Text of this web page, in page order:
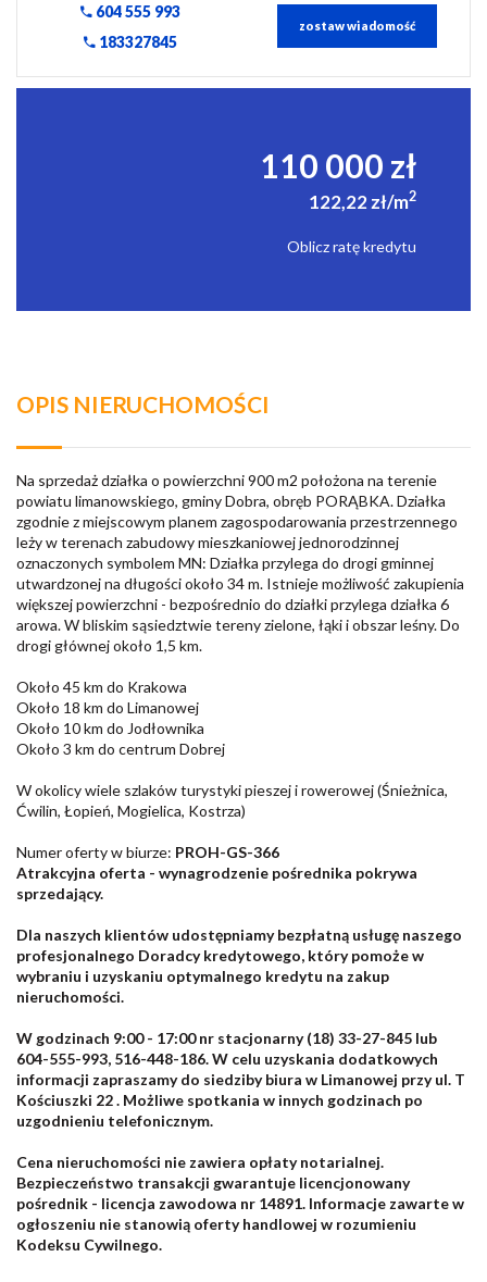
604 555 993
183327845
zostaw wiadomość
110 000 zł
122,22 zł/m2
Oblicz ratę kredytu
OPIS NIERUCHOMOŚCI
Na sprzedaż działka o powierzchni 900 m2 położona na terenie
powiatu limanowskiego, gminy Dobra, obręb PORĄBKA. Działka
zgodnie z miejscowym planem zagospodarowania przestrzennego
leży w terenach zabudowy mieszkaniowej jednorodzinnej
oznaczonych symbolem MN: Działka przylega do drogi gminnej
utwardzonej na długości około 34 m. Istnieje możliwość zakupienia
większej powierzchni - bezpośrednio do działki przylega działka 6
arowa. W bliskim sąsiedztwie tereny zielone, łąki i obszar leśny. Do
drogi głównej około 1,5 km.
Około 45 km do Krakowa
Około 18 km do Limanowej
Około 10 km do Jodłownika
Około 3 km do centrum Dobrej
W okolicy wiele szlaków turystyki pieszej i rowerowej (Śnieżnica,
Ćwilin, Łopień, Mogielica, Kostrza)
Numer oferty w biurze: PROH-GS-366
Atrakcyjna oferta - wynagrodzenie pośrednika pokrywa
sprzedający.
Dla naszych klientów udostępniamy bezpłatną usługę naszego
profesjonalnego Doradcy kredytowego, który pomoże w
wybraniu i uzyskaniu optymalnego kredytu na zakup
nieruchomości.
W godzinach 9:00 - 17:00 nr stacjonarny (18) 33-27-845 lub
604-555-993, 516-448-186. W celu uzyskania dodatkowych
informacji zapraszamy do siedziby biura w Limanowej przy ul. T
Kościuszki 22 . Możliwe spotkania w innych godzinach po
uzgodnieniu telefonicznym.
Cena nieruchomości nie zawiera opłaty notarialnej.
Bezpieczeństwo transakcji gwarantuje licencjonowany
pośrednik - licencja zawodowa nr 14891. Informacje zawarte w
ogłoszeniu nie stanowią oferty handlowej w rozumieniu
Kodeksu Cywilnego.